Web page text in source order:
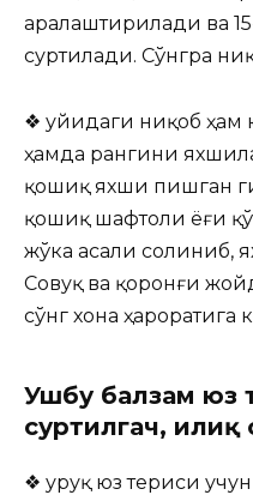
аралаштирилади ва
суртилади. Сўнгра
❖ Қуйидаги ниқоб
ҳамда рангини
қошиқ яхши пишган
қошиқ шафтоли ёғи
жўка асали солиниб,
Совуқ ва қоронғи
сўнг хона
Ушбу балзам юз
суртилгач,
❖ Қуруқ юз териси